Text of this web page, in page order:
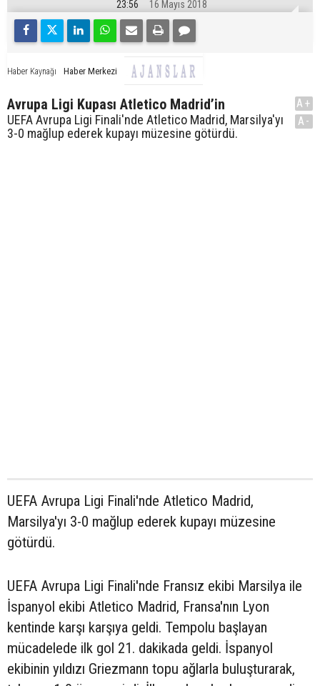
23:56 16 Mayıs 2018
Haber Kaynağı Haber Merkezi
Avrupa Ligi Kupası Atletico Madrid’in
UEFA Avrupa Ligi Finali'nde Atletico Madrid, Marsilya'yı
3-0 mağlup ederek kupayı müzesine götürdü.
A+
A-
UEFA Avrupa Ligi Finali'nde Atletico Madrid,
Marsilya'yı 3-0 mağlup ederek kupayı müzesine
götürdü.
UEFA Avrupa Ligi Finali'nde Fransız ekibi Marsilya ile
İspanyol ekibi Atletico Madrid, Fransa'nın Lyon
kentinde karşı karşıya geldi. Tempolu başlayan
mücadelede ilk gol 21. dakikada geldi. İspanyol
ekibinin yıldızı Griezmann topu ağlarla buluşturarak,